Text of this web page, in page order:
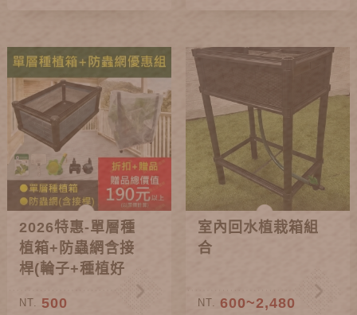
2026特惠-單層種
植箱+防蟲網含接
桿(輪子+種植好
NT. 500
室內回水植栽箱組
合
NT. 600~2,480